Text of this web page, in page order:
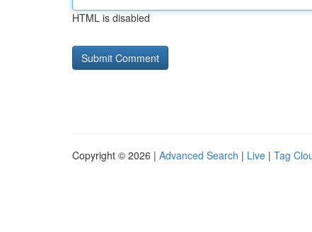
HTML is disabled
Copyright © 2026 | Advanced Search | Live | Tag